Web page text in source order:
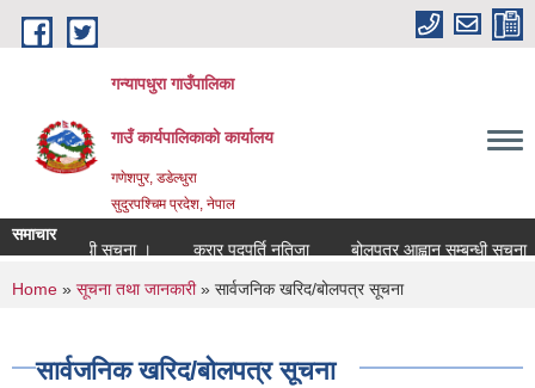
Skip to main content
गन्यापधुरा गाउँपालिका
गाउँ कार्यपालिकाकाे कार्यालय
गणेशपुर, डडेल्धुरा
सुदुरपश्चिम प्रदेश, नेपाल
समाचार
सम्बन्धी सुचना ।
करार पदपुर्ति नतिजा बोलपत्र आह्वान सम्बन्धी सुचना ।
You are here
Home » सूचना तथा जानकारी» सार्वजनिक खरिद/बोलपत्र सूचना
सार्वजनिक खरिद/बोलपत्र सूचना